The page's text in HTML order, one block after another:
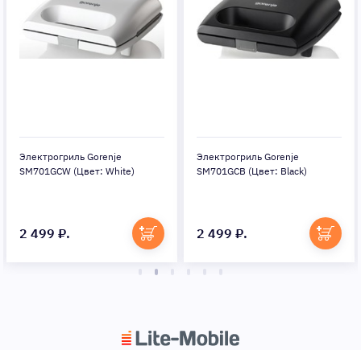
Электрогриль Gorenje
SM701GCW (Цвет: White)
2 499 ₽.
Электрогриль Gorenje
SM701GCB (Цвет: Black)
2 499 ₽.